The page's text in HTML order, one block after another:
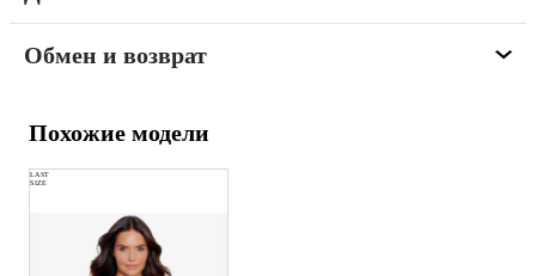
Обмен и возврат
Похожие модели
LAST
SIZE